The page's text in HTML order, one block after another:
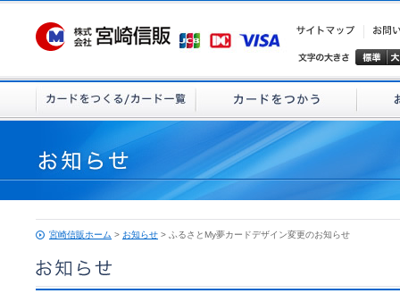
宮崎信販ホーム > お知らせ > ふるさとMy夢カードデザイン変更のお知らせ